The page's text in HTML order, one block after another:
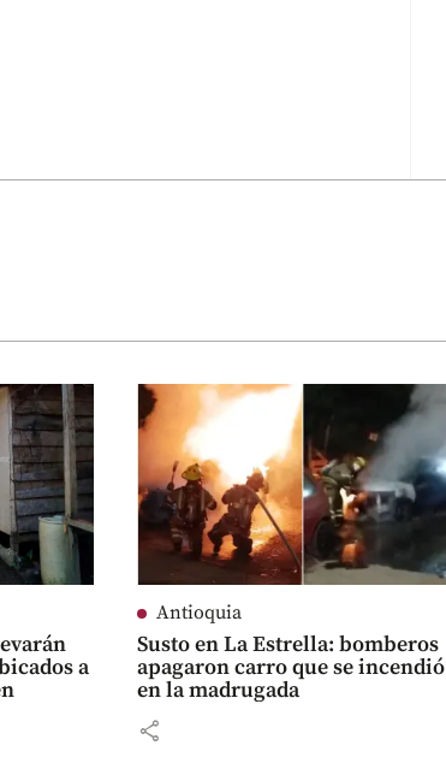
a
Antioquia
Susto en La Estrella: bomberos
apagaron carro que se incendió
en la madrugada
share